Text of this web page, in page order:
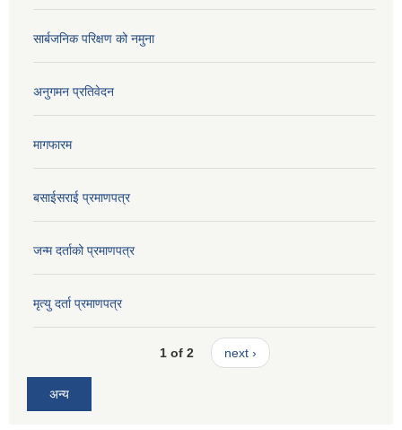
सार्बजनिक परिक्षण को नमुना
अनुगमन प्रतिवेदन
मागफारम
बसाईसराई प्रमाणपत्र
जन्म दर्ताको प्रमाणपत्र
मृत्यु दर्ता प्रमाणपत्र
1 of 2 next ›
अन्य